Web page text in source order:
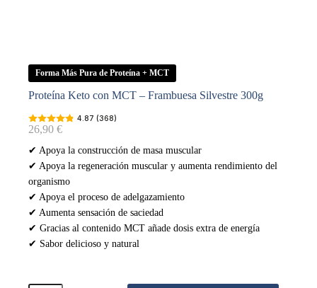
Forma Más Pura de Proteína + MCT
Proteína Keto con MCT – Frambuesa Silvestre 300g
4.87 (368)
26,90 €
✔ Apoya la construcción de masa muscular
✔ Apoya la regeneración muscular y aumenta rendimiento del
organismo
✔ Apoya el proceso de adelgazamiento
✔ Aumenta sensación de saciedad
✔ Gracias al contenido MCT añade dosis extra de energía
✔ Sabor delicioso y natural